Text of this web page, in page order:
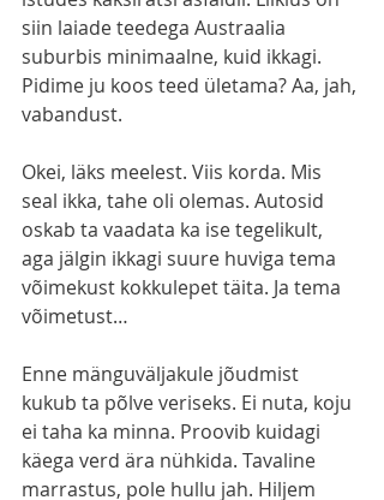
siin laiade teedega Austraalia
suburbis minimaalne, kuid ikkagi.
Pidime ju koos teed ületama? Aa, jah,
vabandust.
Okei, läks meelest. Viis korda. Mis
seal ikka, tahe oli olemas. Autosid
oskab ta vaadata ka ise tegelikult,
aga jälgin ikkagi suure huviga tema
võimekust kokkulepet täita. Ja tema
võimetust…
Enne mänguväljakule jõudmist
kukub ta põlve veriseks. Ei nuta, koju
ei taha ka minna. Proovib kuidagi
käega verd ära nühkida. Tavaline
marrastus, pole hullu jah. Hiljem